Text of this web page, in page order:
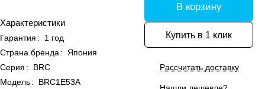
Характеристики
Гарантия :
1 год
Страна бренда :
Япония
Серия :
BRC
Модель:
BRC1E53A
В корзину
Купить в 1 клик
Рассчитать доставку